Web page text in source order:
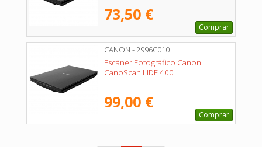
73,50 €
Comprar
CANON - 2996C010
Escáner Fotográfico Canon
CanoScan LiDE 400
99,00 €
Comprar